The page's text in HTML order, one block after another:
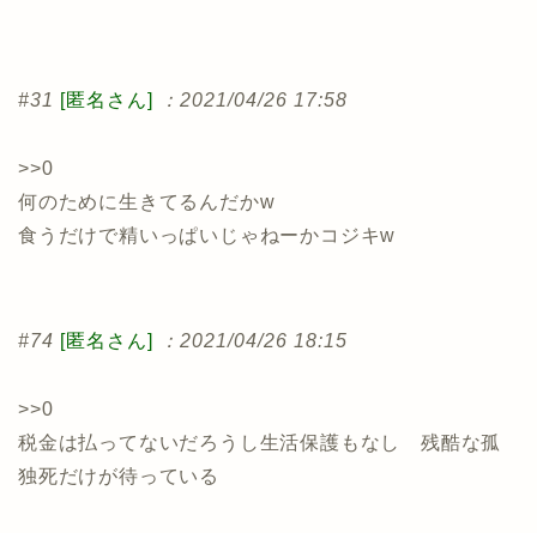
#31 [匿名さん] ：2021/04/26 17:58
>>0
何のために生きてるんだかw
食うだけで精いっぱいじゃねーかコジキw
#74 [匿名さん] ：2021/04/26 18:15
>>0
税金は払ってないだろうし生活保護もなし 残酷な孤
独死だけが待っている